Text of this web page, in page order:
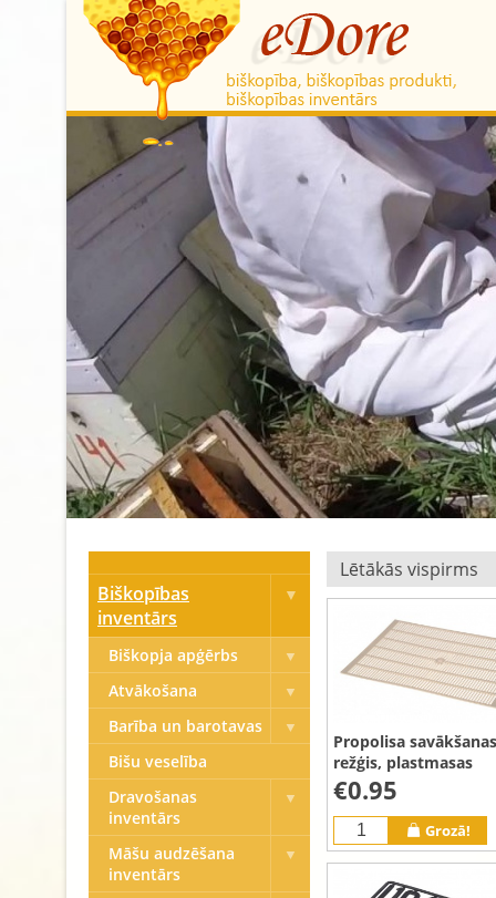
Biškopības
inventārs
Biškopja apģērbs
Atvākošana
Barība un barotavas
Bišu veselība
Dravošanas
inventārs
Māšu audzēšana
inventārs
Propolisa savākšanas
režģis, plastmasas
€0.95
Grozā!